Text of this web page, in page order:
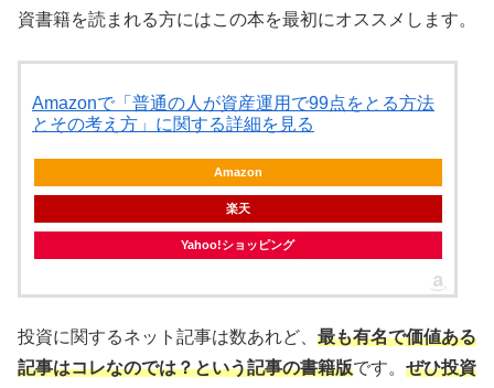
資書籍を読まれる方にはこの本を最初にオススメします。
Amazonで「普通の人が資産運用で99点をとる方法
とその考え方」に関する詳細を見る
Amazon
楽天
Yahoo!ショッピング
投資に関するネット記事は数あれど、 最も有名で価値ある
記事はコレなのでは？という記事の書籍版です。 ぜひ投資